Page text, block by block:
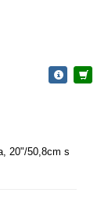
20"/50,8cm s